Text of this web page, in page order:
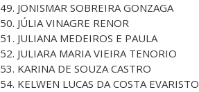
49. JONISMAR SOBREIRA GONZAGA
50. JÚLIA VINAGRE RENOR
51. JULIANA MEDEIROS E PAULA
52. JULIARA MARIA VIEIRA TENORIO
53. KARINA DE SOUZA CASTRO
54. KELWEN LUCAS DA COSTA EVARISTO